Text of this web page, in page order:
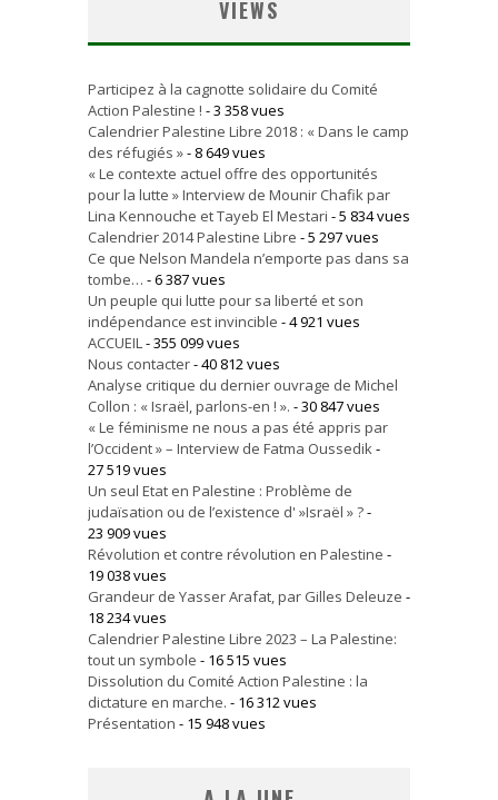
VIEWS
Participez à la cagnotte solidaire du Comité
Action Palestine ! - 3 358 vues
Calendrier Palestine Libre 2018 : « Dans le camp
des réfugiés »- 8 649 vues
« Le contexte actuel offre des opportunités
pour la lutte » Interview de Mounir Chafik par
Lina Kennouche et Tayeb El Mestari - 5 834 vues
Calendrier 2014 Palestine Libre - 5 297 vues
Ce que Nelson Mandela n’emporte pas dans sa
tombe… - 6 387 vues
Un peuple qui lutte pour sa liberté et son
indépendance est invincible - 4 921 vues
ACCUEIL - 355 099 vues
Nous contacter- 40 812 vues
Analyse critique du dernier ouvrage de Michel
Collon : « Israël, parlons-en ! ». - 30 847 vues
« Le féminisme ne nous a pas été appris par
l’Occident » – Interview de Fatma Oussedik -
27 519 vues
Un seul Etat en Palestine : Problème de
judaïsation ou de l’existence d' »Israël » ?-
23 909 vues
Révolution et contre révolution en Palestine -
19 038 vues
Grandeur de Yasser Arafat, par Gilles Deleuze -
18 234 vues
Calendrier Palestine Libre 2023 – La Palestine:
tout un symbole - 16 515 vues
Dissolution du Comité Action Palestine : la
dictature en marche. - 16 312 vues
Présentation - 15 948 vues